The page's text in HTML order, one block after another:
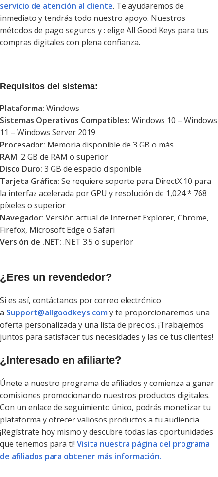
servicio de atención al cliente. Te ayudaremos de
inmediato y tendrás todo nuestro apoyo. Nuestros
métodos de pago seguros y : elige All Good Keys para tus
compras digitales con plena confianza.
Requisitos del sistema:
Plataforma: Windows
Sistemas Operativos Compatibles: Windows 10 – Windows
11 – Windows Server 2019
Procesador: Memoria disponible de 3 GB o más
RAM: 2 GB de RAM o superior
Disco Duro: 3 GB de espacio disponible
Tarjeta Gráfica: Se requiere soporte para DirectX 10 para
la interfaz acelerada por GPU y resolución de 1,024 * 768
píxeles o superior
Navegador: Versión actual de Internet Explorer, Chrome,
Firefox, Microsoft Edge o Safari
Versión de .NET: .NET 3.5 o superior
¿Eres un revendedor?
Si es así, contáctanos por correo electrónico
a Support@allgoodkeys.com y te proporcionaremos una
oferta personalizada y una lista de precios. ¡Trabajemos
juntos para satisfacer tus necesidades y las de tus clientes!
¿Interesado en afiliarte?
Únete a nuestro programa de afiliados y comienza a ganar
comisiones promocionando nuestros productos digitales.
Con un enlace de seguimiento único, podrás monetizar tu
plataforma y ofrecer valiosos productos a tu audiencia.
¡Regístrate hoy mismo y descubre todas las oportunidades
que tenemos para ti! Visita nuestra página del programa
de afiliados para obtener más información.